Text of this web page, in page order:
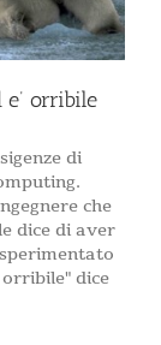
orribile
di
che
dice di aver
dice